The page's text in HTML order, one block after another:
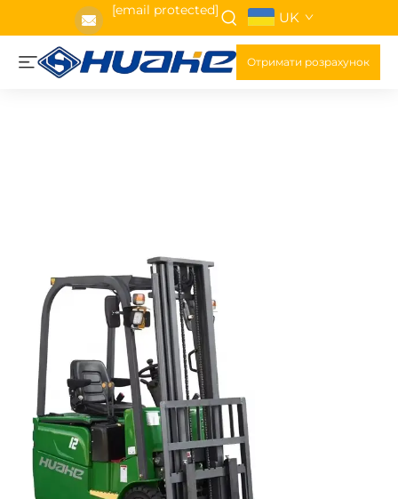
[email protected] UK
Отримати розрахунок